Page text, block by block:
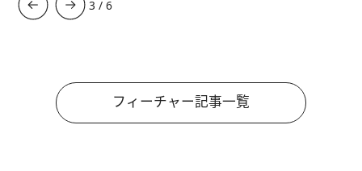
3 /6
フィーチャー記事一覧